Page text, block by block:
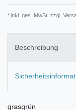
* inkl. ges. MwSt. zzgl.
Beschreibung
grasgrün